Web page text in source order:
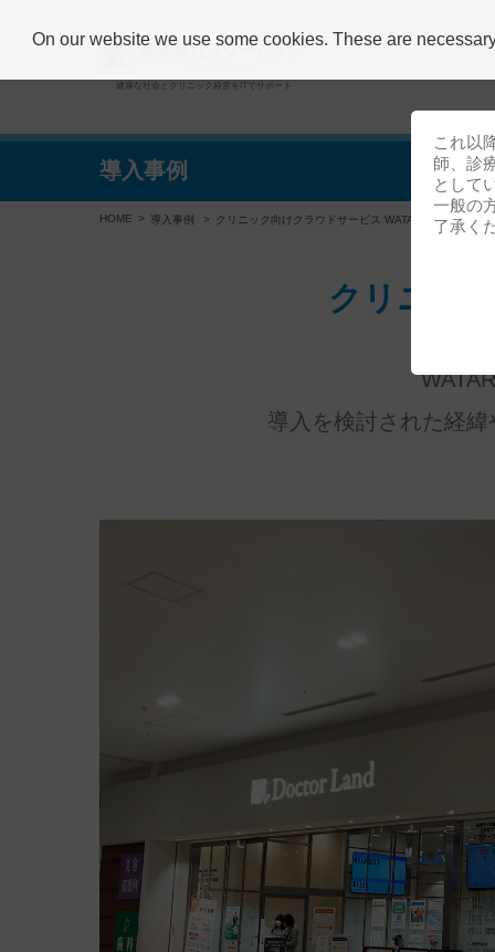
健康な社会とクリニック経営をITでサポート
導入事例
HOME 導入事例 クリニック向けクラウドサービス WATARUの導入事例
クリニッ
導入を検討された経
これ以
師、診
として
一般の
了承く
On our website we use some cookies. These are